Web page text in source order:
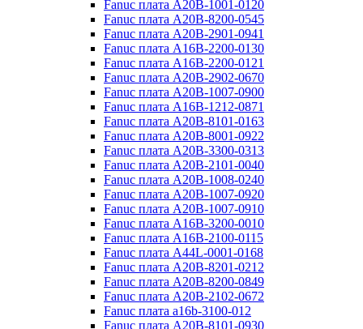
Fanuc плата A20B-1001-0120
Fanuc плата A20B-8200-0545
Fanuc плата A20B-2901-0941
Fanuc плата A16B-2200-0130
Fanuc плата A16B-2200-0121
Fanuc плата A20B-2902-0670
Fanuc плата A20B-1007-0900
Fanuc плата A16B-1212-0871
Fanuc плата A20B-8101-0163
Fanuc плата A20B-8001-0922
Fanuc плата A20B-3300-0313
Fanuc плата A20B-2101-0040
Fanuc плата A20B-1008-0240
Fanuc плата A20B-1007-0920
Fanuc плата A20B-1007-0910
Fanuc плата A16B-3200-0010
Fanuc плата A16B-2100-0115
Fanuc плата A44L-0001-0168
Fanuc плата A20B-8201-0212
Fanuc плата A20B-8200-0849
Fanuc плата A20B-2102-0672
Fanuc плата a16b-3100-012
Fanuc плата A20B-8101-0930